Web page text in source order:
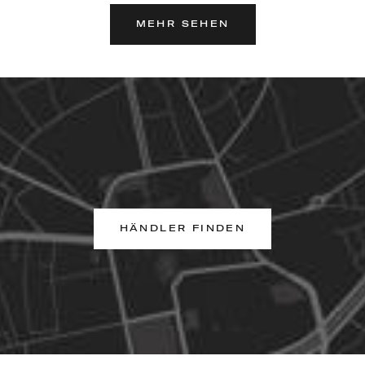
MEHR SEHEN
HÄNDLER FINDEN